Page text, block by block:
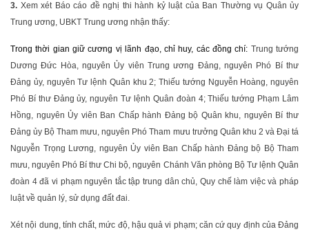
3. Xem xét Báo cáo đề nghị thi hành kỷ luật của Ban Thường vụ Quân ủy
Trung ương, UBKT Trung ương nhận thấy:
Trong thời gian giữ cương vị lãnh đạo, chỉ huy, các đồng chí: Trung tướng
Dương Đức Hòa, nguyên Ủy viên Trung ương Đảng, nguyên Phó Bí thư
Đảng ủy, nguyên Tư lệnh Quân khu 2; Thiếu tướng Nguyễn Hoàng, nguyên
Phó Bí thư Đảng ủy, nguyên Tư lệnh Quân đoàn 4; Thiếu tướng Phạm Lâm
Hồng, nguyên Ủy viên Ban Chấp hành Đảng bộ Quân khu, nguyên Bí thư
Đảng ủy Bộ Tham mưu, nguyên Phó Tham mưu trưởng Quân khu 2 và Đại tá
Nguyễn Trọng Lương, nguyên Ủy viên Ban Chấp hành Đảng bộ Bộ Tham
mưu, nguyên Phó Bí thư Chi bộ, nguyên Chánh Văn phòng Bộ Tư lệnh Quân
đoàn 4 đã vi phạm nguyên tắc tập trung dân chủ, Quy chế làm việc và pháp
luật về quản lý, sử dụng đất đai.
Xét nội dung, tính chất, mức độ, hậu quả vi phạm; căn cứ quy định của Đảng